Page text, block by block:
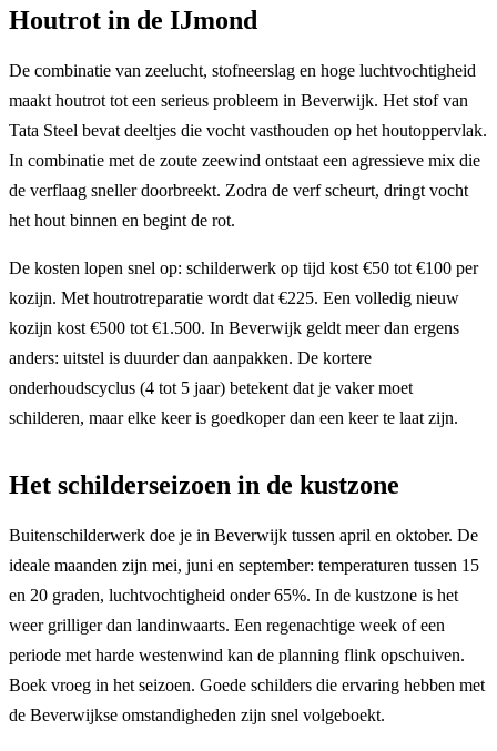
Houtrot in de IJmond
De combinatie van zeelucht, stofneerslag en hoge luchtvochtigheid
maakt houtrot tot een serieus probleem in Beverwijk. Het stof van
Tata Steel bevat deeltjes die vocht vasthouden op het houtoppervlak.
In combinatie met de zoute zeewind ontstaat een agressieve mix die
de verflaag sneller doorbreekt. Zodra de verf scheurt, dringt vocht
het hout binnen en begint de rot.
De kosten lopen snel op: schilderwerk op tijd kost €50 tot €100 per
kozijn. Met houtrotreparatie wordt dat €225. Een volledig nieuw
kozijn kost €500 tot €1.500. In Beverwijk geldt meer dan ergens
anders: uitstel is duurder dan aanpakken. De kortere
onderhoudscyclus (4 tot 5 jaar) betekent dat je vaker moet
schilderen, maar elke keer is goedkoper dan een keer te laat zijn.
Het schilderseizoen in de kustzone
Buitenschilderwerk doe je in Beverwijk tussen april en oktober. De
ideale maanden zijn mei, juni en september: temperaturen tussen 15
en 20 graden, luchtvochtigheid onder 65%. In de kustzone is het
weer grilliger dan landinwaarts. Een regenachtige week of een
periode met harde westenwind kan de planning flink opschuiven.
Boek vroeg in het seizoen. Goede schilders die ervaring hebben met
de Beverwijkse omstandigheden zijn snel volgeboekt.